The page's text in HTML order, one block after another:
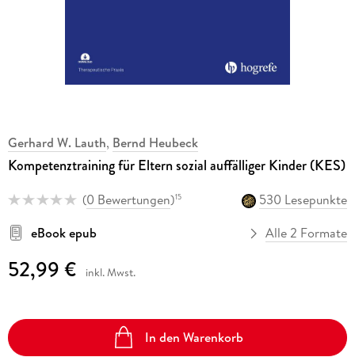
Gerhard W. Lauth, Bernd Heubeck
Kompetenztraining für Eltern sozial auffälliger Kinder (KES)
(0 Bewertungen)15
530 Lesepunkte
eBook epub
Alle 2 Formate
52,99 € inkl. Mwst.
In den Warenkorb